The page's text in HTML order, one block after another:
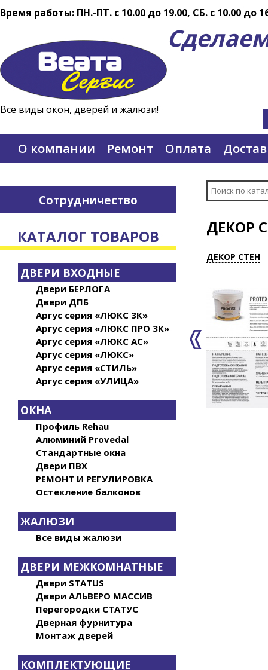
Время работы: ПН.-ПТ. c 10.00 до 19.00, СБ. с 10.00 до
Все виды окон, дверей и жалюзи!
О компании Ремонт Оплата
Сотрудничество
КАТАЛОГ ТОВАРОВ
ДВЕРИ ВХОДНЫЕ
Двери БЕРЛОГА
Двери ДПБ
Аргус серия «ЛЮКС 3К»
Аргус серия «ЛЮКС ПРО 3К»
Аргус серия «ЛЮКС АС»
Аргус серия «ЛЮКС»
Аргус серия «СТИЛЬ»
Аргус серия «УЛИЦА»
ОКНА
Профиль Rehau
Алюминий Provedal
Стандартные окна
Двери ПВХ
РЕМОНТ И РЕГУЛИРОВКА
Остекление балконов
ЖАЛЮЗИ
Все виды жалюзи
ДВЕРИ МЕЖКОМНАТНЫЕ
Двери STATUS
Двери АЛЬВЕРО МАССИВ
Перегородки СТАТУС
Дверная фурнитура
Монтаж дверей
КОМПЛЕКТУЮЩИЕ
ДЕКОР
ДЕКОР СТЕН